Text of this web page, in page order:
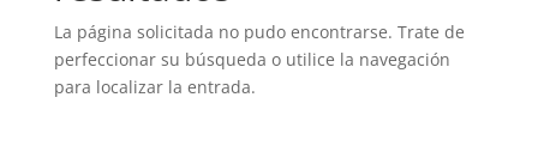
La página solicitada no pudo encontrarse. Trate de
perfeccionar su búsqueda o utilice la navegación
para localizar la entrada.